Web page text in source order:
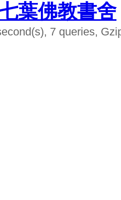
葉佛教書舍
7 queries,